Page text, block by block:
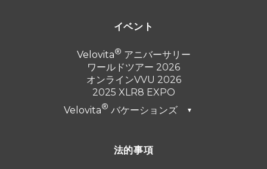
イベント
Velovita
アニバーサリー
ワールドツアー 2026
オンラインVVU 2026
2025 XLR8 EXPO
Velovita
バケーションズ ▼
トルコ 2025
法的事項